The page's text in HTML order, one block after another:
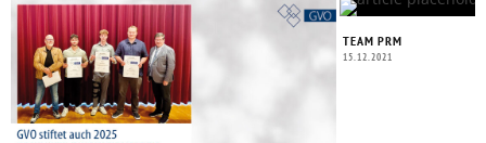
TEAM PRM
15.12.2021